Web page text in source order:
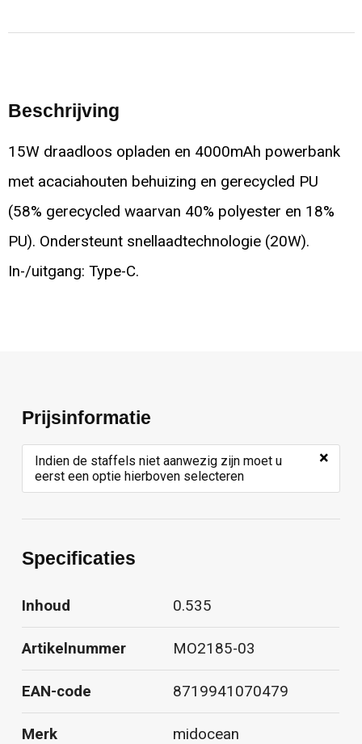
Beschrijving
15W draadloos opladen en 4000mAh powerbank
met acaciahouten behuizing en gerecycled PU
(58% gerecycled waarvan 40% polyester en 18%
PU). Ondersteunt snellaadtechnologie (20W).
In-/uitgang: Type-C.
Prijsinformatie
Indien de staffels niet aanwezig zijn moet u
eerst een optie hierboven selecteren
×
Specificaties
Inhoud 0.535
Artikelnummer MO2185-03
EAN-code 8719941070479
Merk midocean